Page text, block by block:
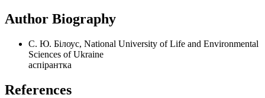
Author Biography
С. Ю. Білоус, National University of Life and Environmental
Sciences of Ukraine
аспірантка
References